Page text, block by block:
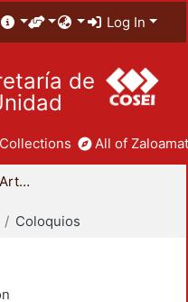
Log In
de
All of
División de Ciencias y Artes para el Diseño
Coloquios